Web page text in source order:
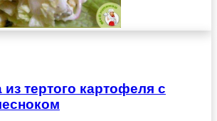
из тертого картофеля с